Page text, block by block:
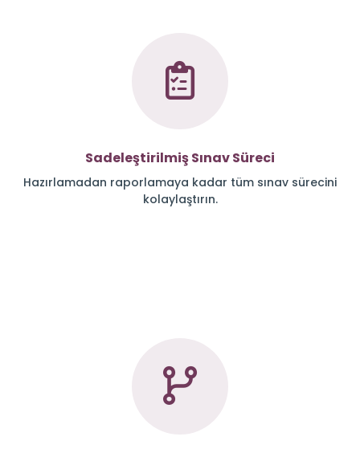
Sadeleştirilmiş Sınav Süreci
Hazırlamadan raporlamaya kadar tüm sınav sürecini
kolaylaştırın.